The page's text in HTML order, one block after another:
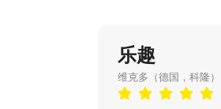
乐趣
维克多（德国，科隆）